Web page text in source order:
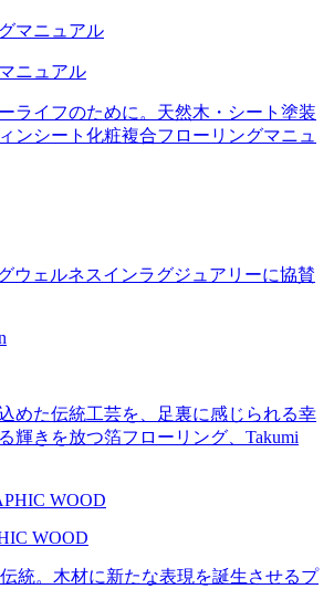
ニュアル
ライフのために。天然木・シート塗装
ンシート化粧複合フローリングマニュ
ウェルネスインラグジュアリーに協賛
めた伝統工芸を、足裏に感じられる幸
輝きを放つ箔フローリング、Takumi
WOOD
統。木材に新たな表現を誕生させるプ